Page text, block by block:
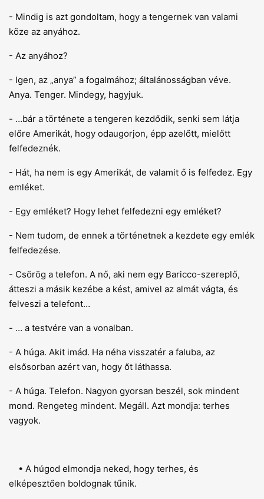
- Mindig is azt gondoltam, hogy a tengernek van valami
köze az anyához.
- Az anyához?
- Igen, az „anya” a fogalmához; általánosságban véve.
Anya. Tenger. Mindegy, hagyjuk.
- …bár a története a tengeren kezdődik, senki sem látja
előre Amerikát, hogy odaugorjon, épp azelőtt, mielőtt
felfedeznék.
- Hát, ha nem is egy Amerikát, de valamit ő is felfedez. Egy
emléket.
- Egy emléket? Hogy lehet felfedezni egy emléket?
- Nem tudom, de ennek a történetnek a kezdete egy emlék
felfedezése.
- Csörög a telefon. A nő, aki nem egy Baricco-szereplő,
átteszi a másik kezébe a kést, amivel az almát vágta, és
felveszi a telefont…
- … a testvére van a vonalban.
- A húga. Akit imád. Ha néha visszatér a faluba, az
elsősorban azért van, hogy őt láthassa.
- A húga. Telefon. Nagyon gyorsan beszél, sok mindent
mond. Rengeteg mindent. Megáll. Azt mondja: terhes
vagyok.
• A húgod elmondja neked, hogy terhes, és
elképesztően boldognak tűnik.